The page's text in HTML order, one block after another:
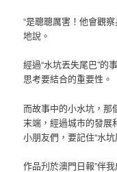
“是聰聰厲害！他會觀
地說。
經過“水坑丟失尾巴”的
思考要結合的重要性。
而故事中的小水坑，那
末端，經過城市的發
小朋友們，要記住“水坑
作品刋於澳門日報”伴我